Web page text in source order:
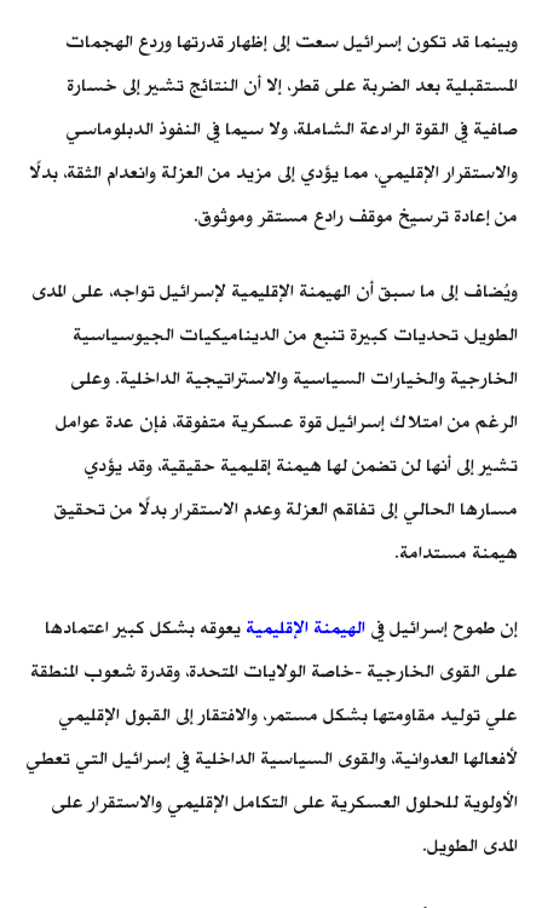
وبينما قد تكون إسرائيل سعت إلى إظهار قدرتها وردع الهجمات
المستقبلية بعد الضربة على قطر، إلا أن النتائج تشير إلى خسارة
صافية في القوة الرادعة الشاملة، ولا سيما في النفوذ الدبلوماسي
والاستقرار الإقليمي، مما يؤدي إلى مزيد من العزلة وانعدام الثقة، بدلًا
من إعادة ترسيخ موقف رادع مستقر وموثوق.
ويُضاف إلى ما سبق أن الهيمنة الإقليمية لإسرائيل تواجه، على المدى
الطويل، تحديات كبيرة تنبع من الديناميكيات الجيوسياسية
الخارجية والخيارات السياسية والاستراتيجية الداخلية. وعلى
الرغم من امتلاك إسرائيل قوة عسكرية متفوقة، فإن عدة عوامل
تشير إلى أنها لن تضمن لها هيمنة إقليمية حقيقية، وقد يؤدي
مسارها الحالي إلى تفاقم العزلة وعدم الاستقرار بدلًا من تحقيق
هيمنة مستدامة.
إن طموح إسرائيل في الهيمنة الإقليمية يعوقه بشكل كبير اعتمادها
على القوى الخارجية -خاصة الولايات المتحدة، وقدرة شعوب المنطقة
علي توليد مقاومتها بشكل مستمر، والافتقار إلى القبول الإقليمي
لأفعالها العدوانية، والقوى السياسية الداخلية في إسرائيل التي تعطي
الأولوية للحلول العسكرية على التكامل الإقليمي والاستقرار على
المدى الطويل.